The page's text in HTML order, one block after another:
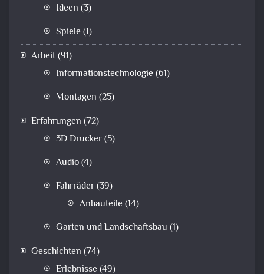
Ideen (3)
Spiele (1)
Arbeit(91)
Informationstechnologie (61)
Montagen (25)
Erfahrungen (72)
3D Drucker(5)
Audio(4)
Fahrräder(39)
Anbauteile (14)
Garten und Landschaftsbau (1)
Geschichten (74)
Erlebnisse (49)